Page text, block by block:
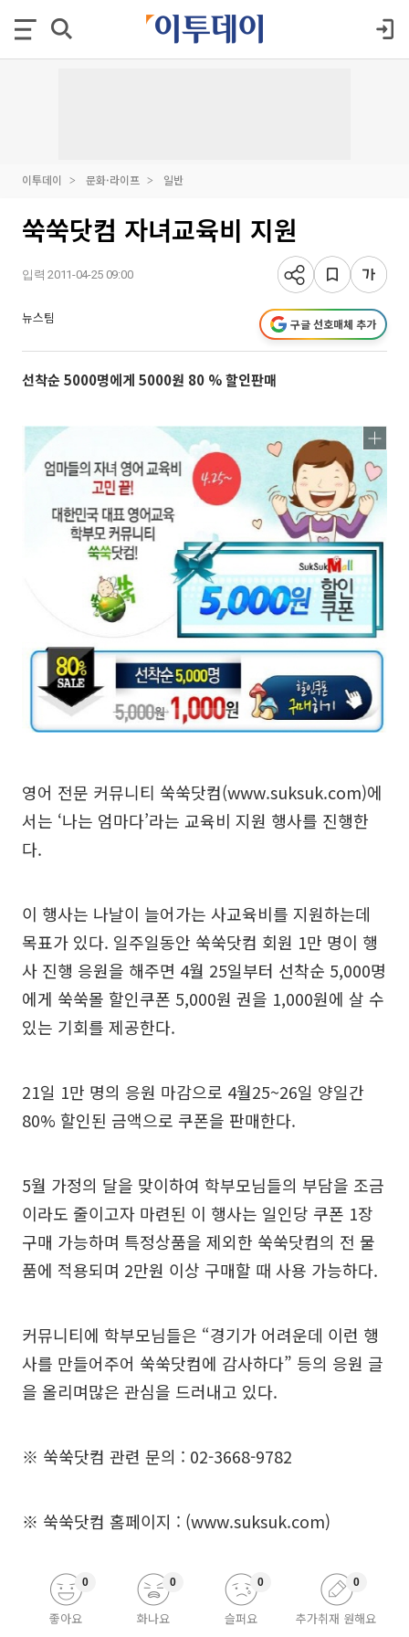
이투데이 문화·라이프 일반
쑥쑥닷컴 자녀교육비 지원
입력 2011-04-25 09:00
뉴스팀 구글 선호매체 추가
선착순 5000명에게 5000원 80 % 할인판매
영어 전문 커뮤니티 쑥쑥닷컴(www.suksuk.com)에
서는 ‘나는 엄마다’라는 교육비 지원 행사를 진행한
다.
이 행사는 나날이 늘어가는 사교육비를 지원하는데
목표가 있다. 일주일동안 쑥쑥닷컴 회원 1만 명이 행
사 진행 응원을 해주면 4월 25일부터 선착순 5,000명
에게 쑥쑥몰 할인쿠폰 5,000원 권을 1,000원에 살 수
있는 기회를 제공한다.
21일 1만 명의 응원 마감으로 4월25~26일 양일간
80% 할인된 금액으로 쿠폰을 판매한다.
5월 가정의 달을 맞이하여 학부모님들의 부담을 조금
이라도 줄이고자 마련된 이 행사는 일인당 쿠폰 1장
구매 가능하며 특정상품을 제외한 쑥쑥닷컴의 전 물
품에 적용되며 2만원 이상 구매할 때 사용 가능하다.
커뮤니티에 학부모님들은 “경기가 어려운데 이런 행
사를 만들어주어 쑥쑥닷컴에 감사하다” 등의 응원 글
을 올리며많은 관심을 드러내고 있다.
※ 쑥쑥닷컴 관련 문의 : 02-3668-9782
※ 쑥쑥닷컴 홈페이지 : (www.suksuk.com)
좋아요
0
화나요
0
슬퍼요
0
추가취재 원해요
0